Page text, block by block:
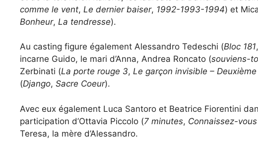
comme le vent, Le dernier baiser, 1992-1993-1994) et
Bonheur, La tendresse).
Au casting figure également Alessandro Tedeschi (Bloc 181,
incarne Guido, le mari d’Anna, Andrea Roncato (souviens-
Zerbinati (La porte rouge 3, Le garçon invisible –
(Django, Sacre Coeur).
Avec eux également Luca Santoro et Beatrice Fiorentini
participation d’Ottavia Piccolo (7 minutes, Connaissez-
Teresa, la mère d’Alessandro.